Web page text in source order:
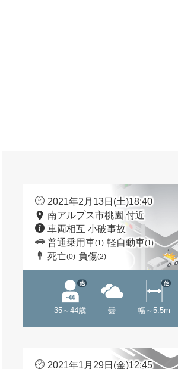
2021年2月13日(土)18:40
南アルプス市桃園 付近
車両相互 小破事故
普通乗用車(1) 軽自動車(1)
死亡(0) 負傷(2)
35～44歳
他
曇 幅～5.5m
他
2021年1月29日(金)12:45